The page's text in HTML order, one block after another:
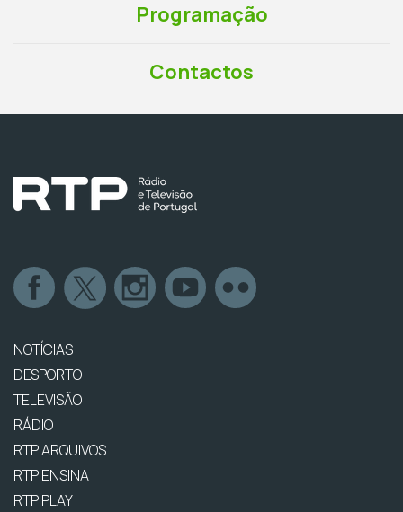
Programação
Contactos
NOTÍCIAS
DESPORTO
TELEVISÃO
RÁDIO
RTP ARQUIVOS
RTP ENSINA
RTP PLAY